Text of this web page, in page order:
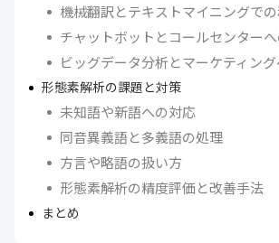
機械翻訳とテキストマイニングで
チャットボットとコールセンター
ビッグデータ分析とマーケティン
形態素解析の課題と対策
未知語や新語への対応
同音異義語と多義語の処理
方言や略語の扱い方
形態素解析の精度評価と改善手法
まとめ